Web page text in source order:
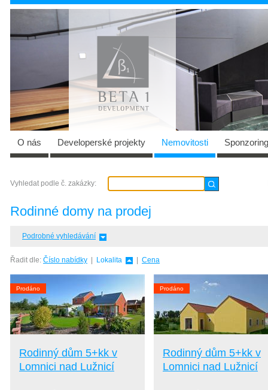
O nás Developerské projekty Nemovitosti Sponzoring
Vyhledat podle č. zakázky:
Rodinné domy na prodej
Podrobné vyhledávání
Řadit dle: Číslo nabídky Lokalita Cena
Prodáno
Rodinný dům 5+kk v
Lomnici nad Lužnicí
Prodáno
Rodinný dům 5+kk v
Lomnici nad Lužnicí